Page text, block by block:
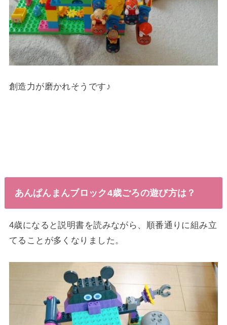
創造力が磨かれそうです♪
あんぱんまんブロック4歳ごろの遊び方は？
4歳になると説明書を読みながら、順番通りに組み立
てることが多くなりました。